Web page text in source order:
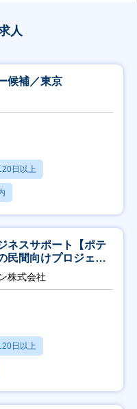
人
候補／東京
日以上
ネスサポート【ポテ
民間向けプロジェク
株式会社
日以上